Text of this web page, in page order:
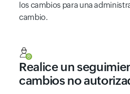
los cambios para una
cambio.
Realice un
cambios no